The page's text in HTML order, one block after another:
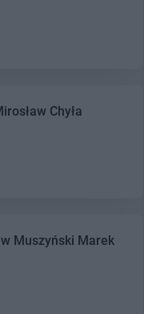
Chyła
Muszyński Marek